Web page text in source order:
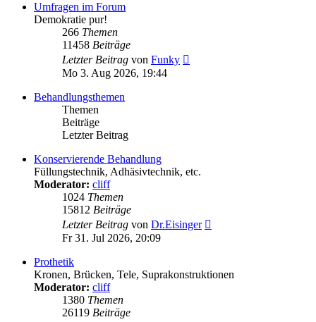
Umfragen im Forum
Demokratie pur!
266 Themen
11458 Beiträge
Letzter Beitrag von Funky
Mo 3. Aug 2026, 19:44
Behandlungsthemen
Themen
Beiträge
Letzter Beitrag
Konservierende Behandlung
Füllungstechnik, Adhäsivtechnik, etc.
Moderator: cliff
1024 Themen
15812 Beiträge
Letzter Beitrag von Dr.Eisinger
Fr 31. Jul 2026, 20:09
Prothetik
Kronen, Brücken, Tele, Suprakonstruktionen
Moderator: cliff
1380 Themen
26119 Beiträge